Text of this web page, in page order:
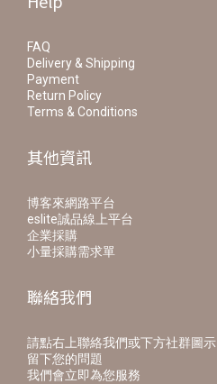
FAQ
Delivery & Shipping
Payment
Return Policy
Terms & Conditions
其他資訊
博客來網路平台
eslite誠品線上平台
企業採購
小量採購需求單
聯絡我們
請點右上聯絡我們或下方社群圖示
留下您的問題
我們會立即為您服務